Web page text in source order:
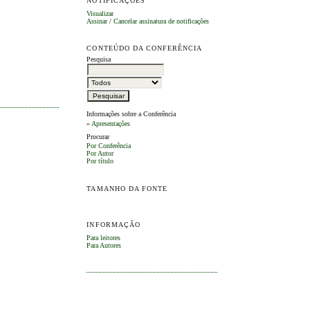
Visualizar
Assinar/Cancelar assinatura de notificações
CONTEÚDO DA CONFERÊNCIA
Pesquisa
Informações sobre a Conferência
» Apresentações
Procurar
Por Conferência
Por Autor
Por título
TAMANHO DA FONTE
INFORMAÇÃO
Para leitores
Para Autores